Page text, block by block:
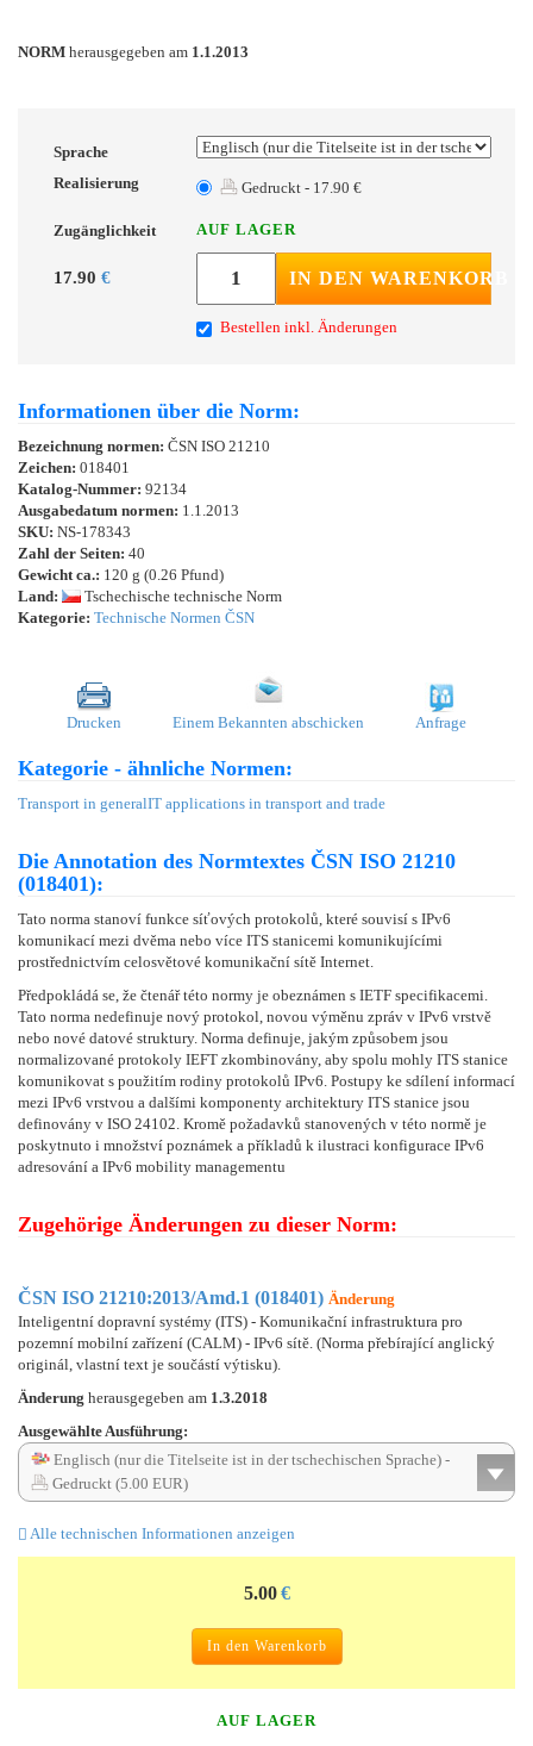
NORM herausgegeben am 1.1.2013
Sprache
Realisierung
Gedruckt - 17.90 €
Zugänglichkeit AUF LAGER
17.90 € IN DEN WARENKORB
Bestellen inkl. Änderungen
Informationen über die Norm:
Bezeichnung normen: ČSN ISO 21210
Zeichen: 018401
Katalog-Nummer: 92134
Ausgabedatum normen: 1.1.2013
SKU: NS-178343
Zahl der Seiten: 40
Gewicht ca.: 120 g (0.26 Pfund)
Land:
Tschechische technische Norm
Kategorie: Technische Normen ČSN
Drucken Einem Bekannten abschicken Anfrage
Kategorie - ähnliche Normen:
Transport in generalIT applications in transport and trade
Die Annotation des Normtextes ČSN ISO 21210
(018401):
Tato norma stanoví funkce síťových protokolů, které souvisí s IPv6
komunikací mezi dvěma nebo více ITS stanicemi komunikujícími
prostřednictvím celosvětové komunikační sítě Internet.
Předpokládá se, že čtenář této normy je obeznámen s IETF specifikacemi.
Tato norma nedefinuje nový protokol, novou výměnu zpráv v IPv6 vrstvě
nebo nové datové struktury. Norma definuje, jakým způsobem jsou
normalizované protokoly IEFT zkombinovány, aby spolu mohly ITS stanice
komunikovat s použitím rodiny protokolů IPv6. Postupy ke sdílení informací
mezi IPv6 vrstvou a dalšími komponenty architektury ITS stanice jsou
definovány v ISO 24102. Kromě požadavků stanovených v této normě je
poskytnuto i množství poznámek a příkladů k ilustraci konfigurace IPv6
adresování a IPv6 mobility managementu
Zugehörige Änderungen zu dieser Norm:
ČSN ISO 21210:2013/Amd.1 (018401) Änderung
Inteligentní dopravní systémy (ITS) - Komunikační infrastruktura pro
pozemní mobilní zařízení (CALM) - IPv6 sítě. (Norma přebírající anglický
originál, vlastní text je součástí výtisku).
Änderung herausgegeben am 1.3.2018
Ausgewählte Ausführung:
Englisch (nur die Titelseite ist in der tschechischen Sprache) -
Gedruckt (5.00 EUR)
Alle technischen Informationen anzeigen
5.00 €
In den Warenkorb
AUF LAGER